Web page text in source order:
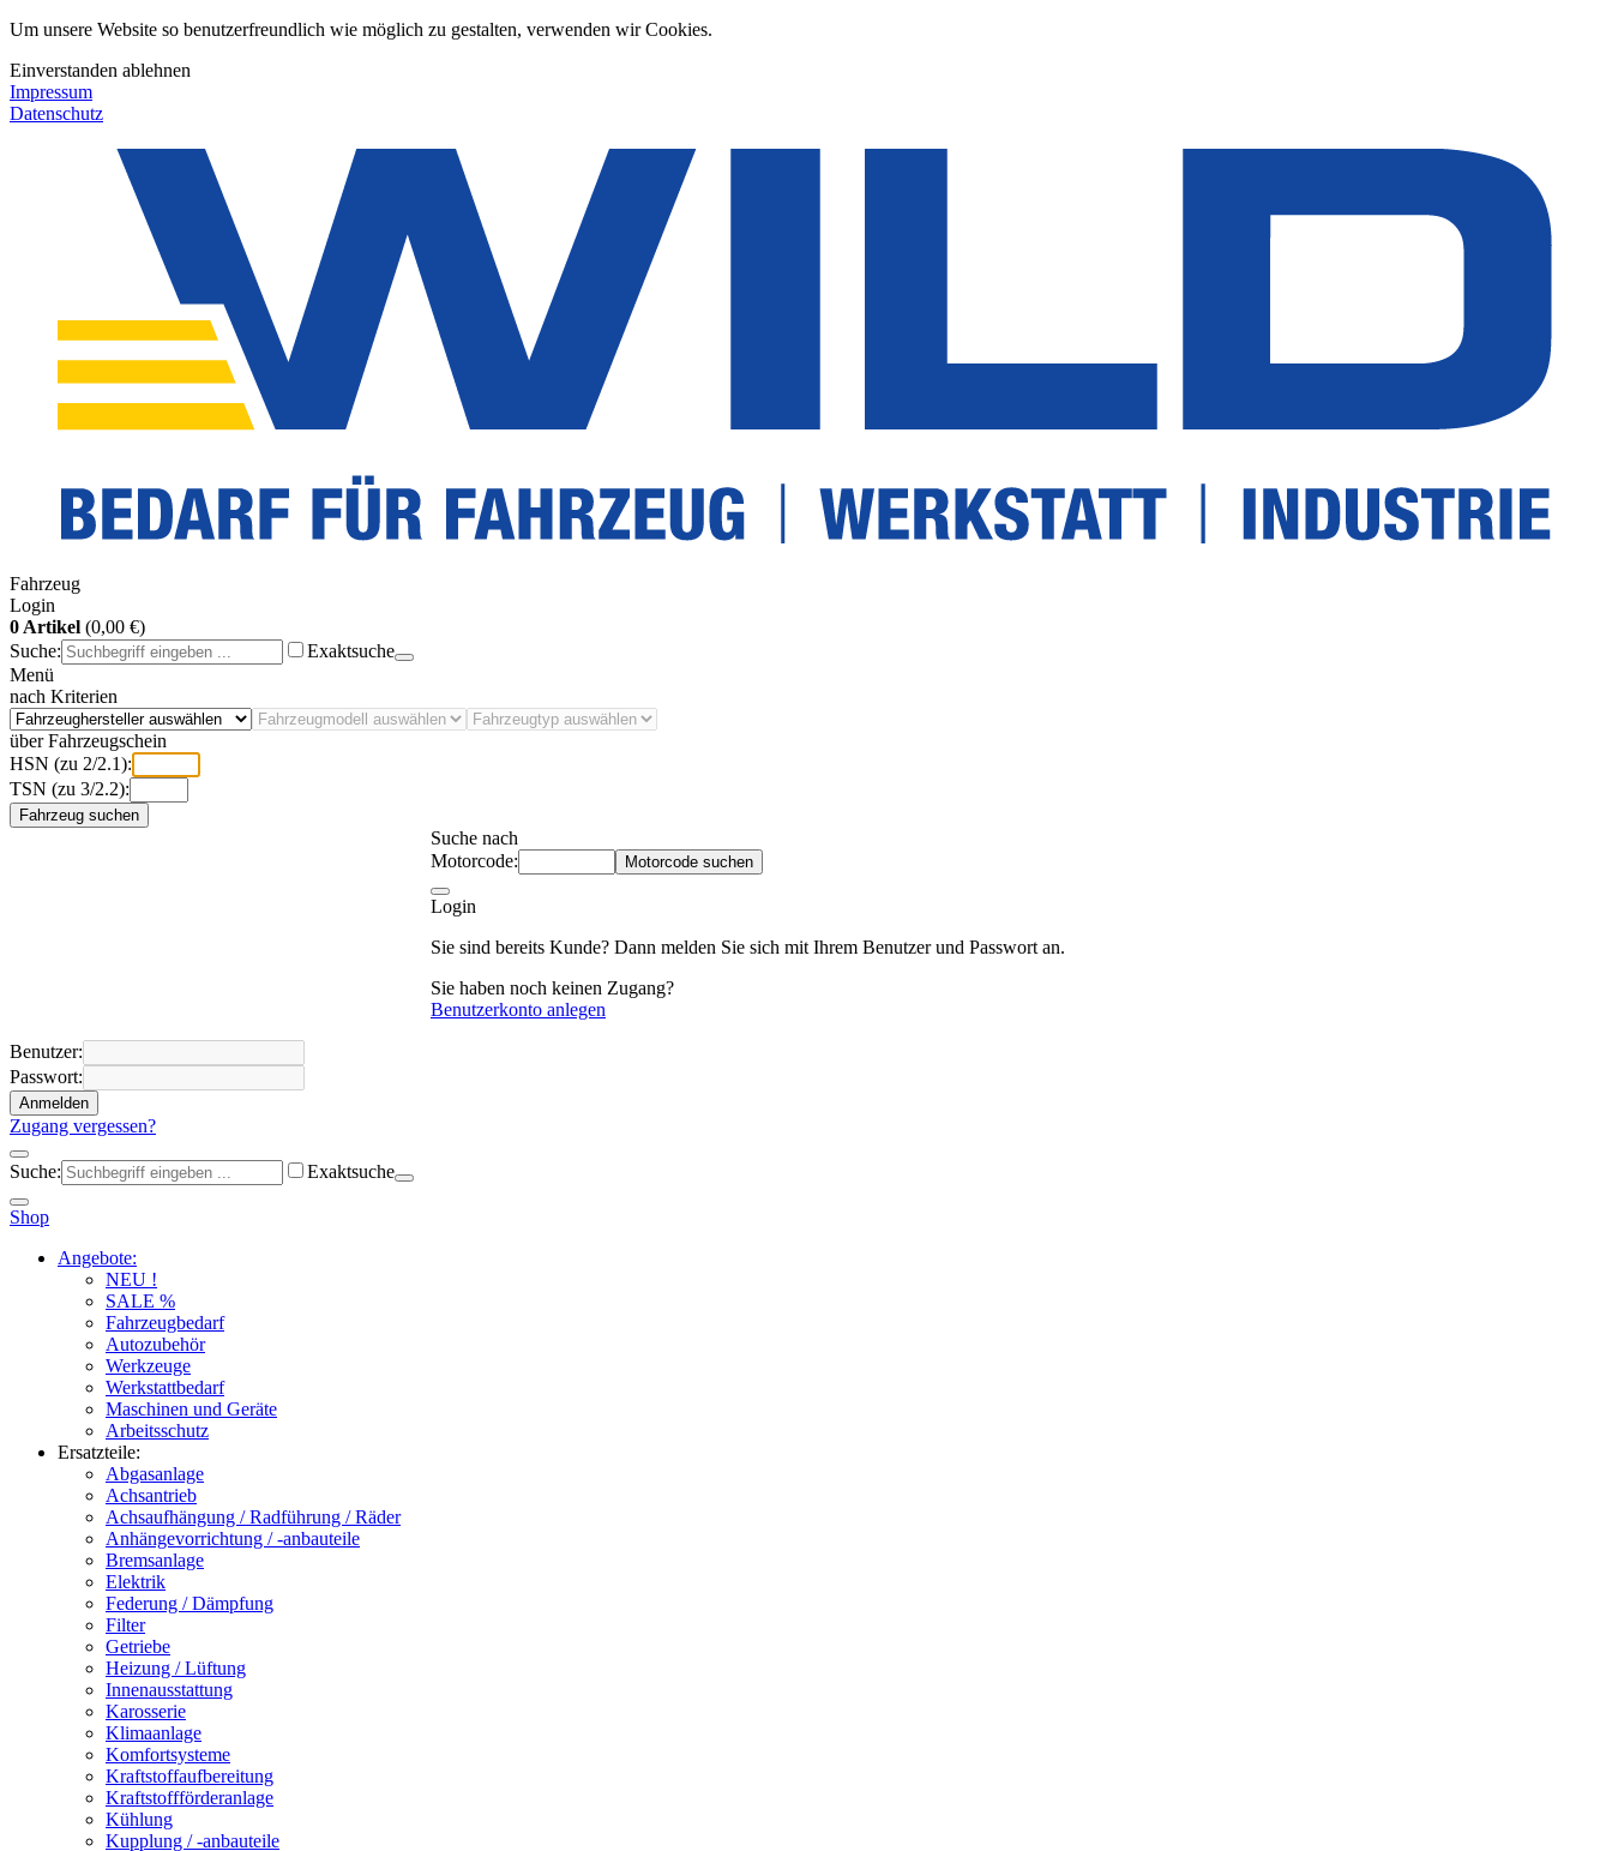
Um unsere Website so benutzerfreundlich wie möglich zu gestalten, verwenden wir Cookies.
Einverstanden ablehnen
Impressum
Datenschutz
Fahrzeug
Login
0 Artikel (0,00 €)
Suche:
Exaktsuche
Menü
nach Kriterien
über Fahrzeugschein
HSN (zu 2/2.1):
TSN (zu 3/2.2):
Fahrzeug suchen
Suche nach
Motorcode:
Motorcode suchen
Login
Sie sind bereits Kunde? Dann melden Sie sich mit Ihrem Benutzer und Passwort an.
Sie haben noch keinen Zugang?
Benutzerkonto anlegen
Benutzer:
Passwort:
Anmelden
Zugang vergessen?
Suche: Exaktsuche
Shop
Angebote:
NEU !
SALE %
Fahrzeugbedarf
Autozubehör
Werkzeuge
Werkstattbedarf
Maschinen und Geräte
Arbeitsschutz
Ersatzteile:
Abgasanlage
Achsantrieb
Achsaufhängung / Radführung / Räder
Anhängevorrichtung / -anbauteile
Bremsanlage
Elektrik
Federung / Dämpfung
Filter
Getriebe
Heizung / Lüftung
Innenausstattung
Karosserie
Klimaanlage
Komfortsysteme
Kraftstoffaufbereitung
Kraftstoffförderanlage
Kühlung
Kupplung / -anbauteile